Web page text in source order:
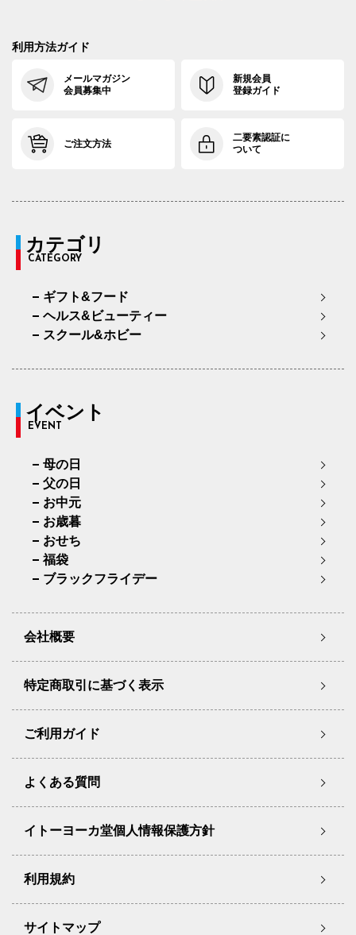
利用方法ガイド
メールマガジン
会員募集中
新規会員
登録ガイド
ご注文方法
二要素認証に
ついて
カテゴリ
CATEGORY
ギフト&フード
ヘルス&ビューティー
スクール&ホビー
イベント
EVENT
母の日
父の日
お中元
お歳暮
おせち
福袋
ブラックフライデー
会社概要
特定商取引に基づく表示
ご利用ガイド
よくある質問
イトーヨーカ堂個人情報保護方針
利用規約
サイトマップ